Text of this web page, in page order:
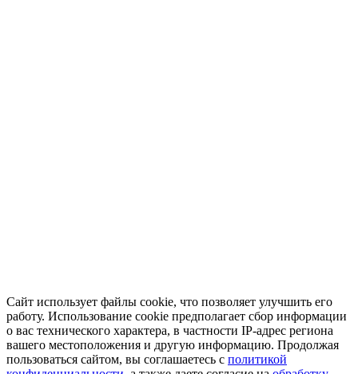
Сайт использует файлы cookie, что позволяет улучшить его
работу. Использование cookie предполагает сбор информации
о вас технического характера, в частности IP-адрес региона
вашего местоположения и другую информацию. Продолжая
пользоваться сайтом, вы соглашаетесь с политикой